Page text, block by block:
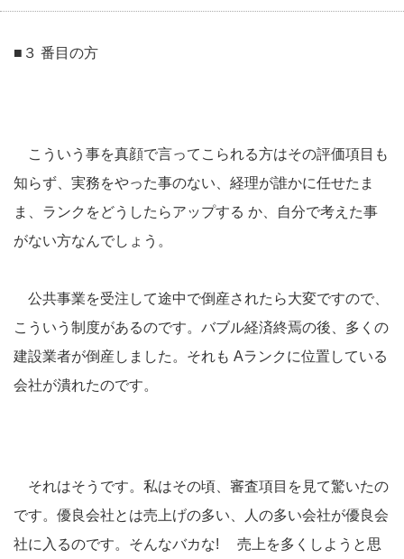
■３ 番目の方
こういう事を真顔で言ってこられる方はその評価項目も
知らず、実務をやった事のない、経理が誰かに任せたま
ま、ランクをどうしたらアップする か、自分で考えた事
がない方なんでしょう。
公共事業を受注して途中で倒産されたら大変ですので、
こういう制度があるのです。バブル経済終焉の後、多くの
建設業者が倒産しました。それも Aランクに位置している
会社が潰れたのです。
それはそうです。私はその頃、審査項目を見て驚いたの
です。優良会社とは売上げの多い、人の多い会社が優良会
社に入るのです。そんなバカな! 売上を多くしようと思